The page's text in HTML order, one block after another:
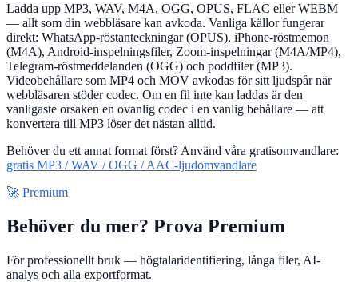
Ladda upp MP3, WAV, M4A, OGG, OPUS, FLAC eller WEBM
— allt som din webbläsare kan avkoda. Vanliga källor fungerar
direkt: WhatsApp-röstanteckningar (OPUS), iPhone-röstmemon
(M4A), Android-inspelningsfiler, Zoom-inspelningar (M4A/MP4),
Telegram-röstmeddelanden (OGG) och poddfiler (MP3).
Videobehållare som MP4 och MOV avkodas för sitt ljudspår när
webbläsaren stöder codec. Om en fil inte kan laddas är den
vanligaste orsaken en ovanlig codec i en vanlig behållare — att
konvertera till MP3 löser det nästan alltid.
Behöver du ett annat format först? Använd våra gratisomvandlare:
gratis MP3 / WAV / OGG / AAC-ljudomvandlare
🚀 Premium
Behöver du mer? Prova Premium
För professionellt bruk — högtalaridentifiering, långa filer, AI-
analys och alla exportformat.